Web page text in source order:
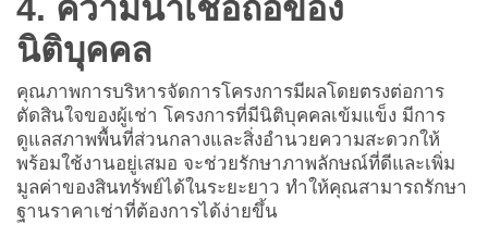
4. ความน่าเชื่อถือของ
นิติบุคคล
คุณภาพการบริหารจัดการโครงการมีผลโดยตรงต่อการ
ตัดสินใจของผู้เช่า โครงการที่มีนิติบุคคลเข้มแข็ง มีการ
ดูแลสภาพพื้นที่ส่วนกลางและสิ่งอำนวยความสะดวกให้
พร้อมใช้งานอยู่เสมอ จะช่วยรักษาภาพลักษณ์ที่ดีและเพิ่ม
มูลค่าของสินทรัพย์ได้ในระยะยาว ทำให้คุณสามารถรักษา
ฐานราคาเช่าที่ต้องการได้ง่ายขึ้น